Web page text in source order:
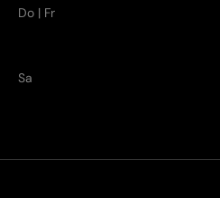
Do | Fr
Sa